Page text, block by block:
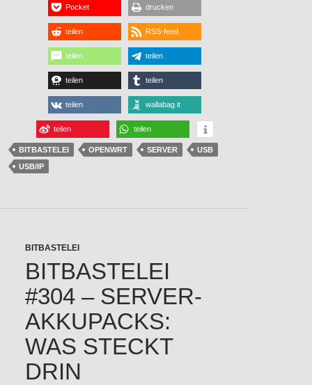
Pocket drucken
teilen RSS-feed
teilen teilen
teilen teilen
teilen wallabag it
teilen teilen
BITBASTELEI OPENWRT SERVER
USB
USB/IP
BITBASTELEI
BITBASTELEI
#304 – SERVER-
AKKUPACKS:
WAS STECKT
DRIN